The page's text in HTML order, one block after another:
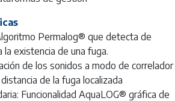
Permalog® que detecta de
existencia de una fuga.
de los sonidos a modo de correlador
de la fuga localizada
Funcionalidad AquaLOG® gráfica de